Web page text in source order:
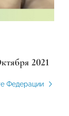
2021
Федерации